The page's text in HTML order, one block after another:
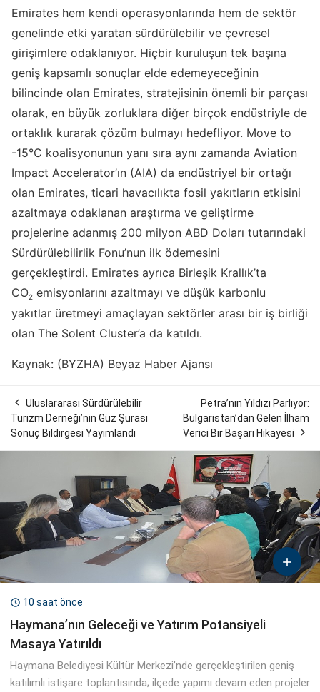
Emirates hem kendi operasyonlarında hem de sektör
genelinde etki yaratan sürdürülebilir ve çevresel
girişimlere odaklanıyor. Hiçbir kuruluşun tek başına
geniş kapsamlı sonuçlar elde edemeyeceğinin
bilincinde olan Emirates, stratejisinin önemli bir parçası
olarak, en büyük zorluklara diğer birçok endüstriyle de
ortaklık kurarak çözüm bulmayı hedefliyor. Move to
-15°C koalisyonunun yanı sıra aynı zamanda Aviation
Impact Accelerator’ın (AIA) da endüstriyel bir ortağı
olan Emirates, ticari havacılıkta fosil yakıtların etkisini
azaltmaya odaklanan araştırma ve geliştirme
projelerine adanmış 200 milyon ABD Doları tutarındaki
Sürdürülebilirlik Fonu’nun ilk ödemesini
gerçekleştirdi. Emirates ayrıca Birleşik Krallık’ta
CO2 emisyonlarını azaltmayı ve düşük karbonlu
yakıtlar üretmeyi amaçlayan sektörler arası bir iş birliği
olan The Solent Cluster’a da katıldı.
Kaynak: (BYZHA) Beyaz Haber Ajansı
 Uluslararası Sürdürülebilir
Turizm Derneği’nin Güz Şurası
Sonuç Bildirgesi Yayımlandı
Petra’nın Yıldızı Parlıyor:
Bulgaristan’dan Gelen İlham
Verici Bir Başarı Hikayesi


 10 saat önce
Haymana’nın Geleceği ve Yatırım Potansiyeli
Masaya Yatırıldı
Haymana Belediyesi Kültür Merkezi’nde gerçekleştirilen geniş
katılımlı istişare toplantısında; ilçede yapımı devam eden projeler